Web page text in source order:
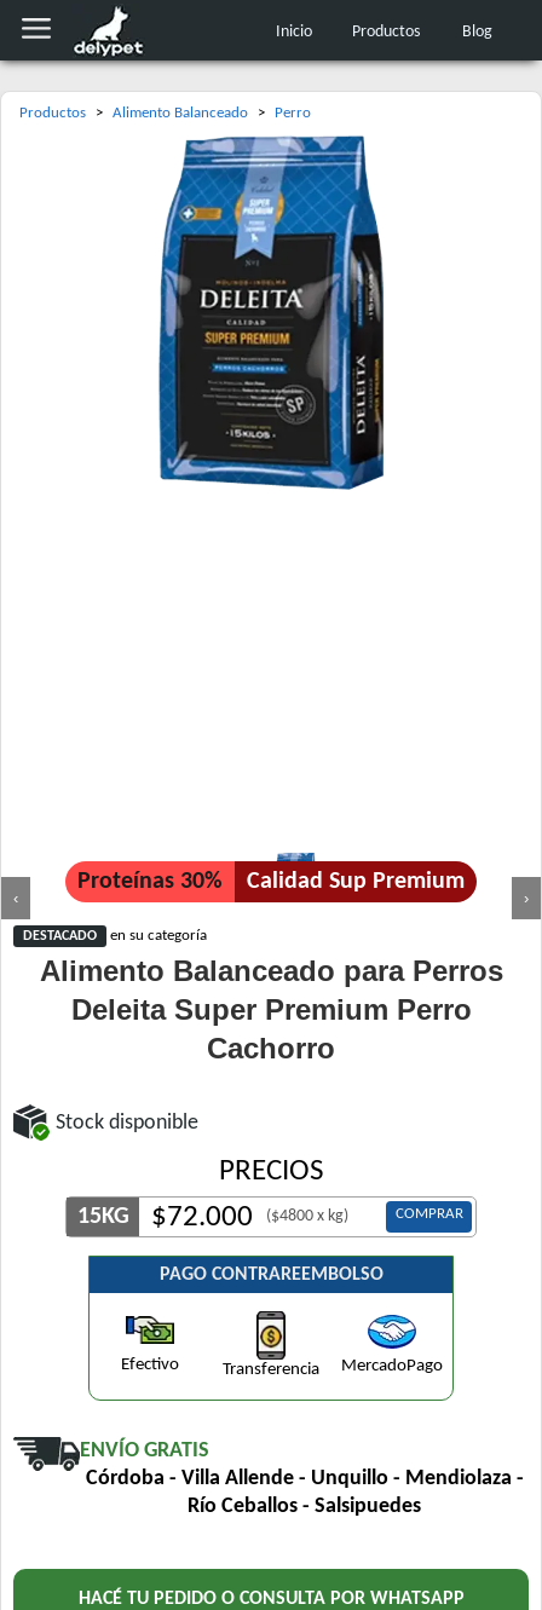
Inicio Productos Blog
Productos > Alimento Balanceado > Perro
‹ ›
Proteínas 30% Calidad Sup Premium
DESTACADO en su categoría
Alimento Balanceado para Perros
Deleita Super Premium Perro
Cachorro
Stock disponible
PRECIOS
15KG $72.000 ($4800 x kg) COMPRAR
PAGO CONTRAREEMBOLSO
Efectivo Transferencia MercadoPago
ENVÍO GRATIS
Córdoba - Villa Allende - Unquillo - Mendiolaza -
Río Ceballos - Salsipuedes
HACÉ TU PEDIDO O CONSULTA POR WHATSAPP